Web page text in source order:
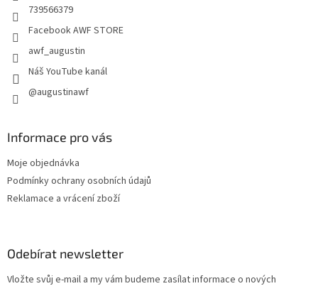
739566379
Facebook AWF STORE
awf_augustin
Náš YouTube kanál
@augustinawf
Informace pro vás
Moje objednávka
Podmínky ochrany osobních údajů
Reklamace a vrácení zboží
Odebírat newsletter
Vložte svůj e-mail a my vám budeme zasílat informace o nových